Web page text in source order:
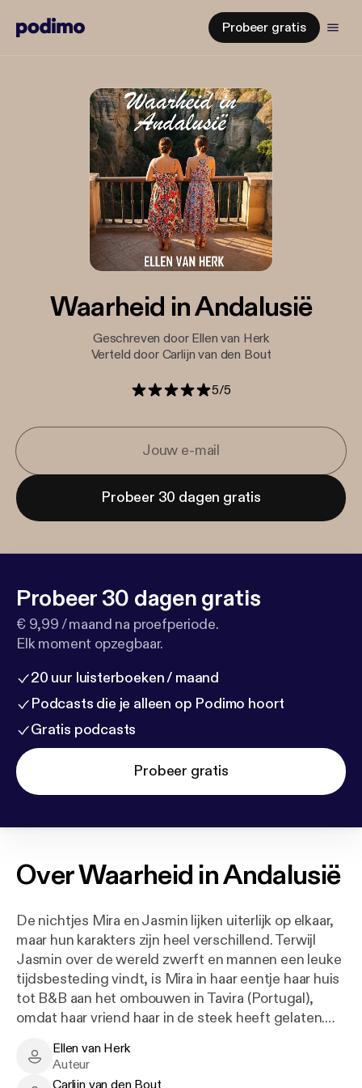
Probeer gratis
Waarheid in Andalusië
Geschreven door Ellen van Herk
Verteld door Carlijn van den Bout
5/5
Probeer 30 dagen gratis
Probeer 30 dagen gratis
€ 9,99 / maand na proefperiode.
Elk moment opzegbaar.
20 uur luisterboeken / maand
Podcasts die je alleen op Podimo hoort
Gratis podcasts
Probeer gratis
OverWaarheid in Andalusië
De nichtjes Mira en Jasmin lijken uiterlijk op elkaar,
maar hun karakters zijn heel verschillend. Terwijl
Jasmin over de wereld zwerft en mannen een leuke
tijdsbesteding vindt, is Mira in haar eentje haar huis
tot B&B aan het ombouwen in Tavira (Portugal),
omdat haar vriend haar in de steek heeft gelaten.
en neemt haar mee naar Andalusië, waar ze in hun
jeugd woonden. Inmiddels is de makelaar Ruan op
Ellen van Herk - Author
Ellen van Herk
Auteur
Carlijn van den Bout